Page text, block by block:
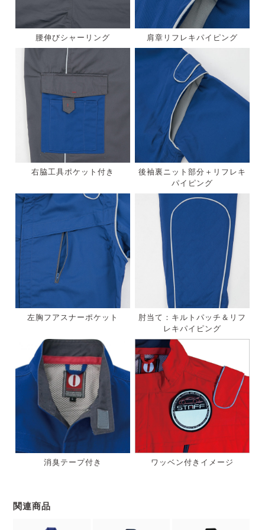
腰伸びシャーリング 肩章リフレキパイピング
右脇工具ポケット付き
後袖裏ニット部分＋リフレキ
パイピング
左胸フアスナーポケット
肘当て：キルトパッチ＆リフ
レキパイピング
消臭テープ付き ワッベン付きイメージ
関連商品